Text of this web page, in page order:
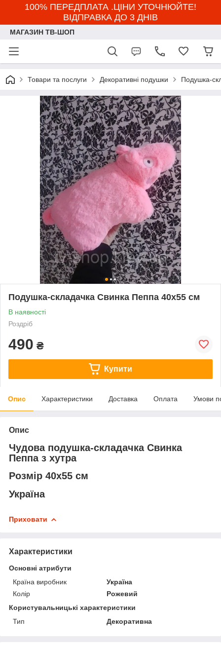
100% ПЕРЕДПЛАТА .ЦІНИ УТОЧНЮЙТЕ!
ВІДПРАВКА ДО 3 ДНІВ
МАГАЗИН ТВ-ШОП
Товари та послуги Декоративні подушки Подушка-
Подушка-складачка Свинка Пеппа 40х55 см
В наявності
Роздріб
490 ₴
Купити
Опис Характеристики Доставка Оплата Умови
Опис
Чудова подушка-складачка Свинка
Пеппа з хутра
Розмір 40х55 см
Україна
Приховати
Характеристики
Основні атрибути
Країна виробник
Україна
Колір
Рожевий
Користувальницькі характеристики
Тип
Декоративна